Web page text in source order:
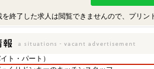
終了した求人は閲覧できませんので、プリン
ト・パート）